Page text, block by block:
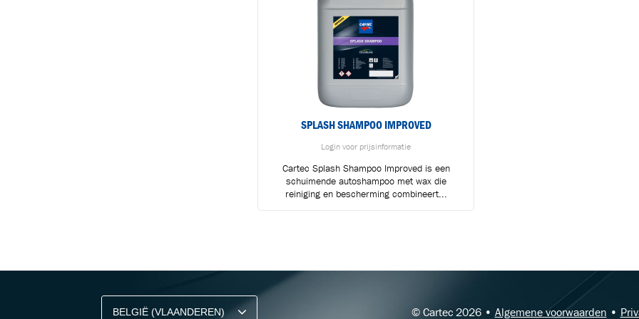
SPLASH SHAMPOO IMPROVED
Login voor prijsinformatie
Cartec Splash Shampoo Improved is een
schuimende autoshampoo met wax die
reiniging en bescherming combineert...
© Cartec 2026 • Algemene voorwaarden •
BLIJF OP DE HOOGTE VIA ONZE NIEUWSBRIEF